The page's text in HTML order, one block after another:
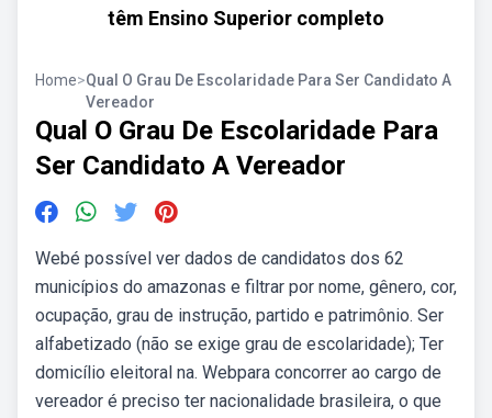
têm Ensino Superior completo
Home>Qual O Grau De Escolaridade Para Ser Candidato A
Vereador
Qual O Grau De Escolaridade Para
Ser Candidato A Vereador
Webé possível ver dados de candidatos dos 62
municípios do amazonas e filtrar por nome, gênero, cor,
ocupação, grau de instrução, partido e patrimônio. Ser
alfabetizado (não se exige grau de escolaridade); Ter
domicílio eleitoral na. Webpara concorrer ao cargo de
vereador é preciso ter nacionalidade brasileira, o que